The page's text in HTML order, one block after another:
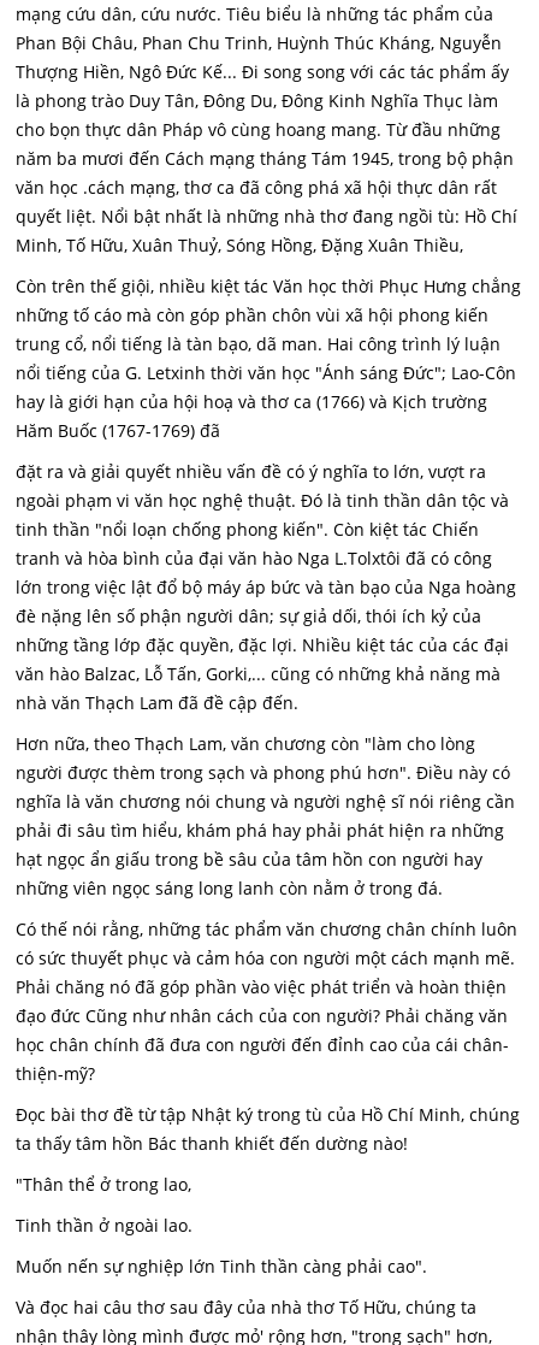
mạng cứu dân, cứu nước. Tiêu biểu là những tác phẩm của
Phan Bội Châu, Phan Chu Trinh, Huỳnh Thúc Kháng, Nguyễn
Thượng Hiền, Ngô Đức Kế... Đi song song với các tác phẩm ấy
là phong trào Duy Tân, Đông Du, Đông Kinh Nghĩa Thục làm
cho bọn thực dân Pháp vô cùng hoang mang. Từ đầu những
năm ba mươi đến Cách mạng tháng Tám 1945, trong bộ phận
văn học .cách mạng, thơ ca đã công phá xã hội thực dân rất
quyết liệt. Nổi bật nhất là những nhà thơ đang ngồi tù: Hồ Chí
Minh, Tố Hữu, Xuân Thuỷ, Sóng Hồng, Đặng Xuân Thiều,
Còn trên thế giội, nhiều kiệt tác Văn học thời Phục Hưng chẳng
những tố cáo mà còn góp phần chôn vùi xã hội phong kiến
trung cổ, nổi tiếng là tàn bạo, dã man. Hai công trình lý luận
nổi tiếng của G. Letxinh thời văn học "Ánh sáng Đức"; Lao-Côn
hay là giới hạn của hội hoạ và thơ ca (1766) và Kịch trường
Hăm Buốc (1767-1769) đã
đặt ra và giải quyết nhiều vấn đề có ý nghĩa to lớn, vượt ra
ngoài phạm vi văn học nghệ thuật. Đó là tinh thần dân tộc và
tinh thần "nổi loạn chống phong kiến". Còn kiệt tác Chiến
tranh và hòa bình của đại văn hào Nga L.Tolxtôi đã có công
lớn trong việc lật đổ bộ máy áp bức và tàn bạo của Nga hoàng
đè nặng lên số phận người dân; sự giả dối, thói ích kỷ của
những tầng lớp đặc quyền, đặc lợi. Nhiều kiệt tác của các đại
văn hào Balzac, Lỗ Tấn, Gorki,... cũng có những khả năng mà
nhà văn Thạch Lam đã đề cập đến.
Hơn nữa, theo Thạch Lam, văn chương còn "làm cho lòng
người được thèm trong sạch và phong phú hơn". Điều này có
nghĩa là văn chương nói chung và người nghệ sĩ nói riêng cần
phải đi sâu tìm hiểu, khám phá hay phải phát hiện ra những
hạt ngọc ẩn giấu trong bề sâu của tâm hồn con người hay
những viên ngọc sáng long lanh còn nằm ở trong đá.
Có thế nói rằng, những tác phẩm văn chương chân chính luôn
có sức thuyết phục và cảm hóa con người một cách mạnh mẽ.
Phải chăng nó đã góp phần vào việc phát triển và hoàn thiện
đạo đức Cũng như nhân cách của con người? Phải chăng văn
học chân chính đã đưa con người đến đỉnh cao của cái chân-
thiện-mỹ?
Đọc bài thơ đề từ tập Nhật ký trong tù của Hồ Chí Minh, chúng
ta thấy tâm hồn Bác thanh khiết đến dường nào!
"Thân thể ở trong lao,
Tinh thần ở ngoài lao.
Muốn nến sự nghiệp lớn Tinh thần càng phải cao".
Và đọc hai câu thơ sau đây của nhà thơ Tố Hữu, chúng ta
nhận thây lòng mình được mỏ' rộng hơn, "trong sạch" hơn,